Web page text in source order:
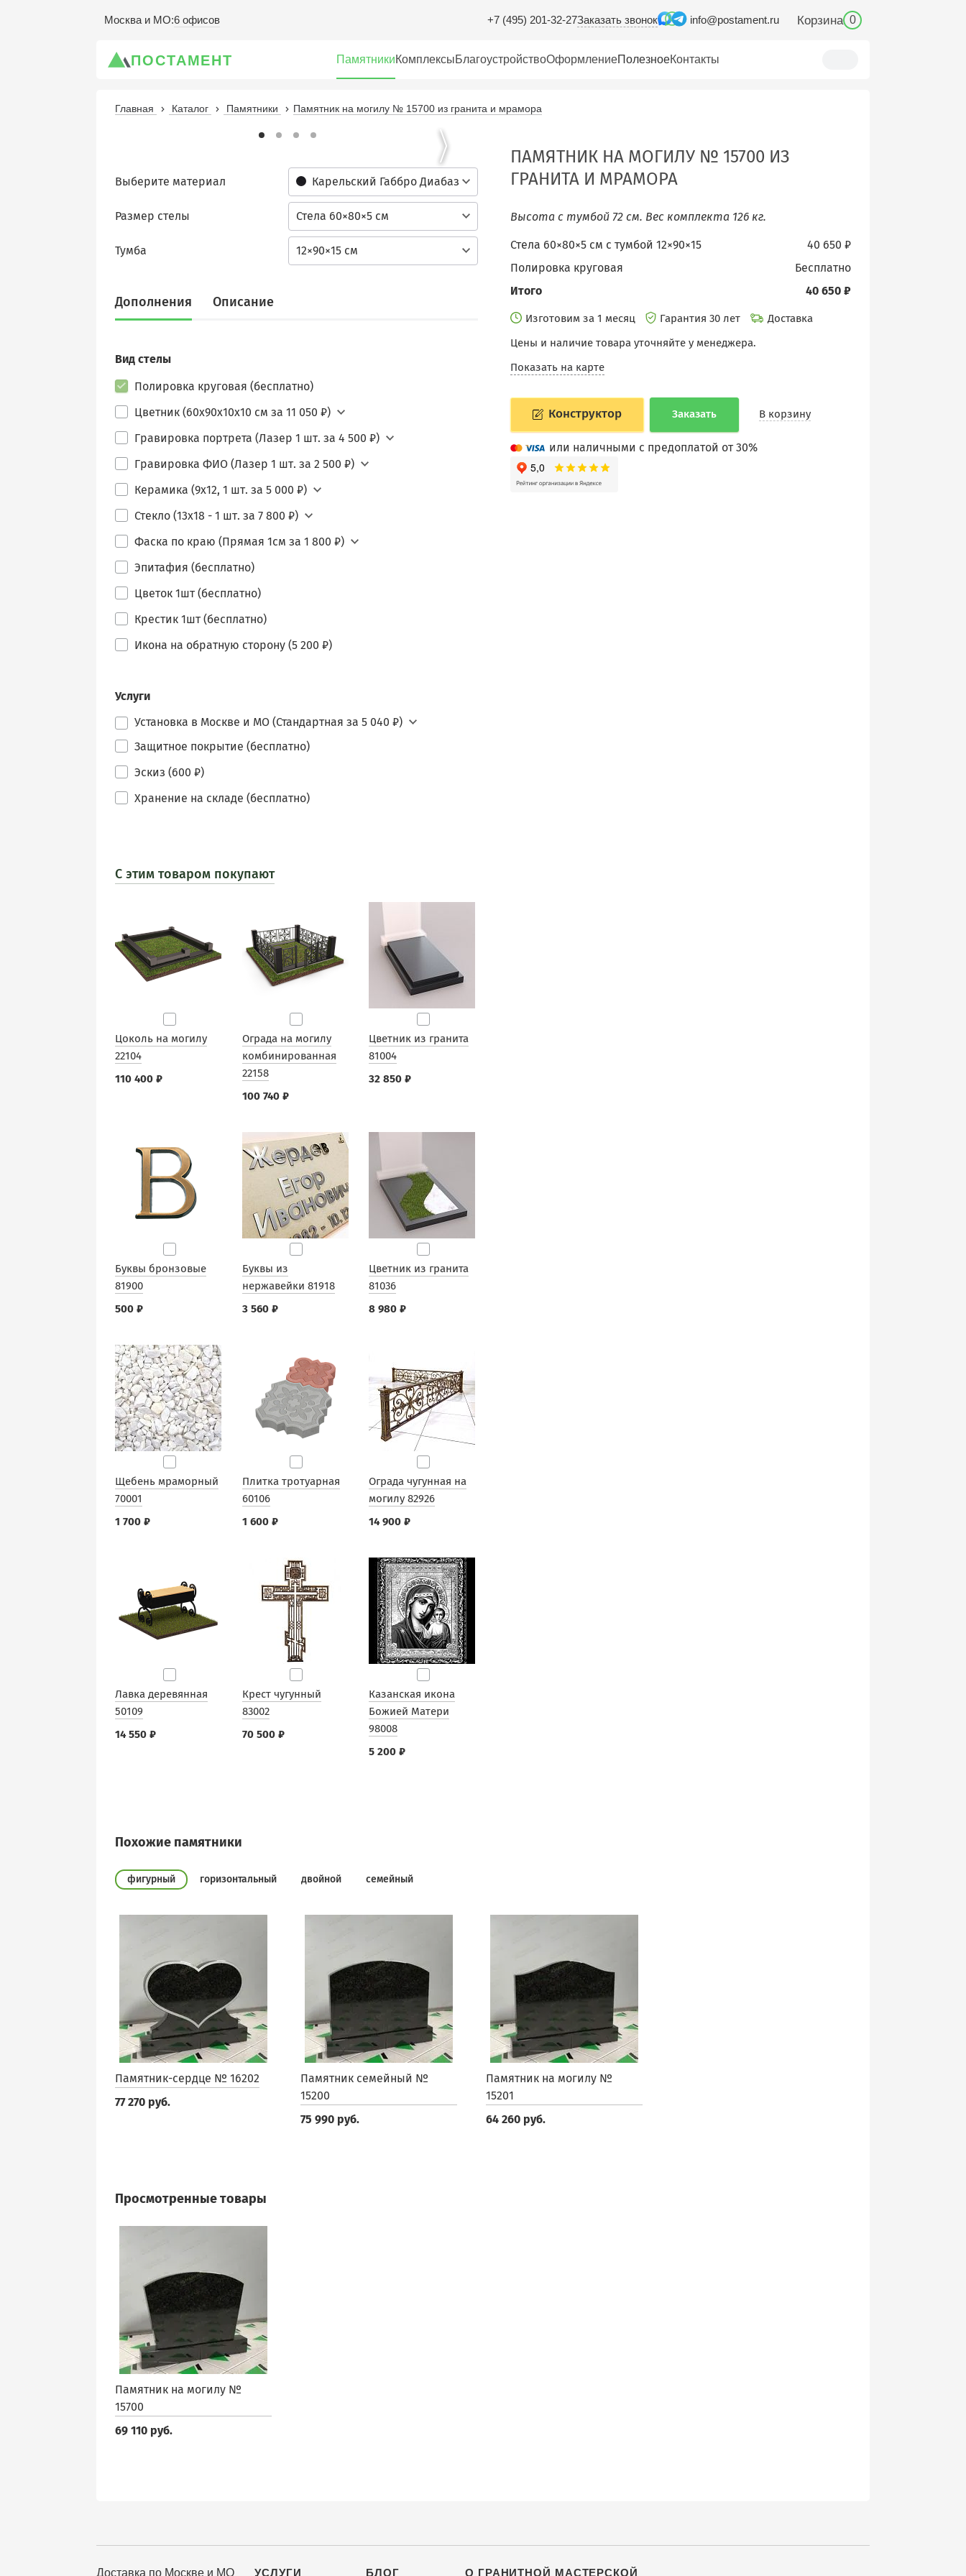
Москва и МО:6 офисов +7 (495) 201-32-27Заказать звонок info@postament.ru Корзина 0
ПОСТАМЕНТ ПамятникиКомплексыБлагоустройствоОформлениеПолезноеКонтакты
Главная Каталог Памятники Памятник на могилу № 15700 из гранита и мрамора
Карельский Габбро Диабаз
Выберите материал
Стела 60×80×5 см
Размер стелы
12×90×15 см
Тумба
Дополнения Описание
Вид стелы
Полировка круговая (бесплатно)
Цветник (60х90х10х10 см за 11 050 ₽)
Гравировка портрета (Лазер 1 шт. за 4 500 ₽)
Гравировка ФИО (Лазер 1 шт. за 2 500 ₽)
Керамика (9х12, 1 шт. за 5 000 ₽)
Стекло (13х18 - 1 шт. за 7 800 ₽)
Фаска по краю (Прямая 1см за 1 800 ₽)
Эпитафия (бесплатно)
Цветок 1шт (бесплатно)
Крестик 1шт (бесплатно)
Икона на обратную сторону (5 200 ₽)
Услуги
Установка в Москве и МО (Стандартная за 5 040 ₽)
Защитное покрытие (бесплатно)
Эскиз (600 ₽)
Хранение на складе (бесплатно)
С этим товаром покупают
Цоколь на могилу
22104
110 400 ₽
Ограда на могилу
комбинированная
22158
100 740 ₽
Цветник из гранита
81004
32 850 ₽
Буквы бронзовые
81900
500 ₽
Буквы из
нержавейки 81918
3 560 ₽
Цветник из гранита
81036
8 980 ₽
Щебень мраморный
70001
1 700 ₽
Плитка тротуарная
60106
1 600 ₽
Ограда чугунная на
могилу 82926
14 900 ₽
Лавка деревянная
50109
14 550 ₽
Крест чугунный
83002
70 500 ₽
Казанская икона
Божией Матери
98008
5 200 ₽
ПАМЯТНИК НА МОГИЛУ № 15700 ИЗ
ГРАНИТА И МРАМОРА
Высота с тумбой 72 см. Вес комплекта 126 кг.
40 650 ₽
Стела 60×80×5 см c тумбой 12×90×15
бесплатно
Полировка круговая
40 650 ₽
Итого
Изготовим за 1 месяц Гарантия 30 лет
Доставка
Цены и наличие товара уточняйте у менеджера.
Показать на карте
Конструктор Заказать В корзину
или наличными с предоплатой от 30%
Похожие памятники
фигурный горизонтальный двойной семейный
Памятник-сердце № 16202
77 270 руб.
Памятник семейный №
15200
75 990 руб.
Памятник на могилу №
15201
64 260 руб.
Просмотренные товары
Памятник на могилу №
15700
69 110 руб.
Доставка по Москве и МО УСЛУГИ БЛОГ О ГРАНИТНОЙ МАСТЕРСКОЙ